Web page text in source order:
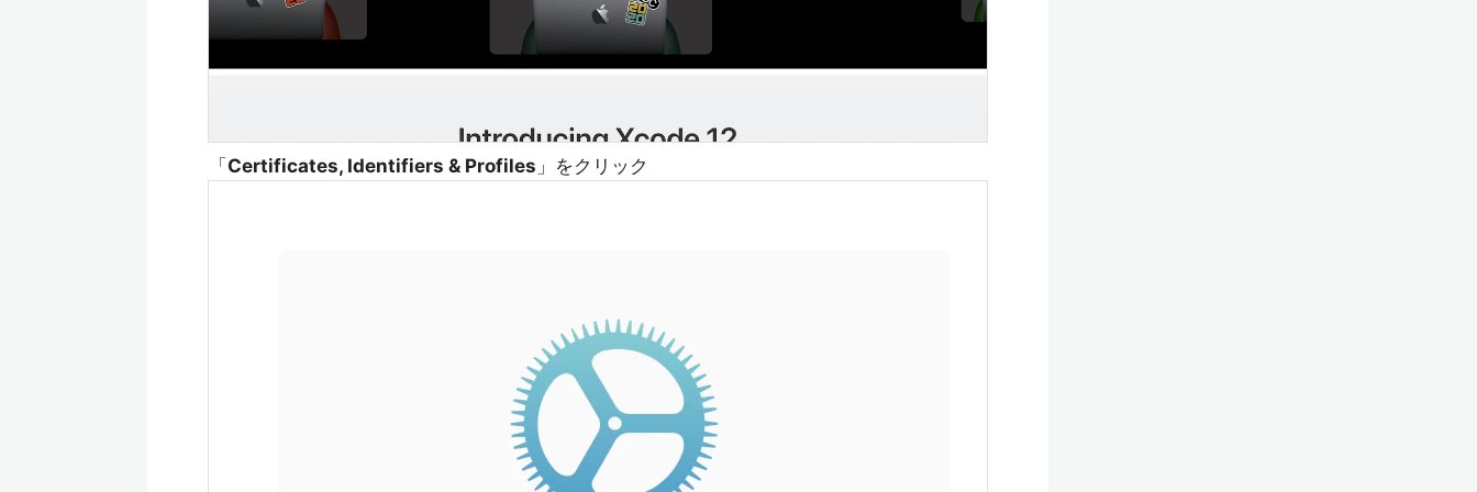
「 Certificates, Identifiers & Profiles 」をクリック